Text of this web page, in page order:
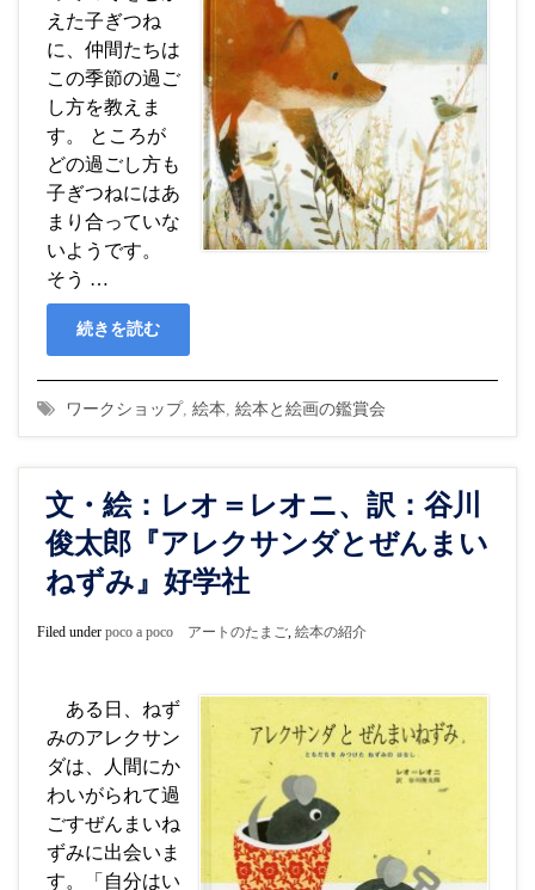
えた子ぎつね
に、仲間たちは
この季節の過ご
し方を教えま
す。 ところが
どの過ごし方も
子ぎつねにはあ
まり合っていな
いようです。
そう …
続きを読む
ワークショップ, 絵本 絵本と絵画の鑑賞会
文・絵：レオ＝レオニ、訳：谷川
俊太郎『アレクサンダとぜんまい
ねずみ』好学社
Filed under poco a poco アートのたまご, 絵本の紹介
ある日、ねず
みのアレクサン
ダは、人間にか
わいがられて過
ごすぜんまいね
ずみに出会いま
す。「自分はい